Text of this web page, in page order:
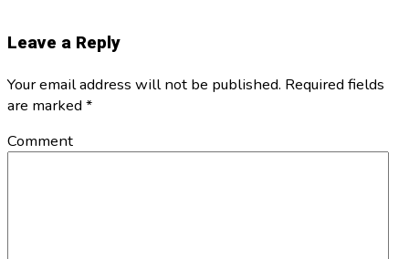
Leave a Reply
Your email address will not be published. Required fields
are marked *
Comment